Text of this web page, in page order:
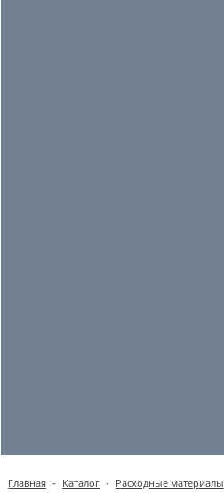
Главная - Каталог - Расходные материалы